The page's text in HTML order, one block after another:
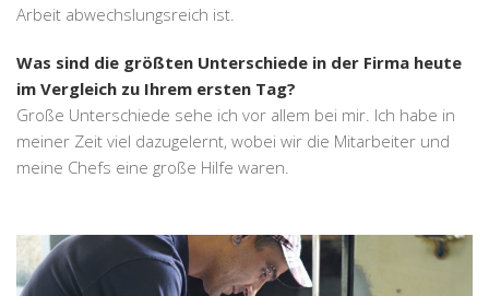
Arbeit abwechslungsreich ist.
Was sind die größten Unterschiede in der Firma heute
im Vergleich zu Ihrem ersten Tag?
Große Unterschiede sehe ich vor allem bei mir. Ich habe in
meiner Zeit viel dazugelernt, wobei wir die Mitarbeiter und
meine Chefs eine große Hilfe waren.